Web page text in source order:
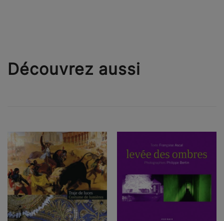
Découvrez aussi